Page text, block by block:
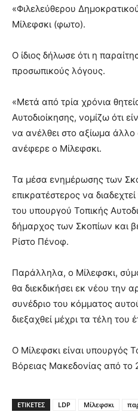
«Φιλελεύθερου
Μίλεφσκι (φωτο).
Ο ίδιος δήλωσε ότι η
προσωπικούς λόγους.
«Μετά από τρία χρόνια
Αυτοδιοίκησης, νομίζω ότι
να ανέλθει στο αξίωμα άλλο
ανέφερε ο Μίλεφσκι.
Τα μέσα ενημέρωσης των
επικρατέστερος να
του υπουργού Τοπικής
δήμαρχος των Σκοπίων και
Ρίστο Πένοφ.
Παράλληλα, ο Μίλεφσκι,
θα διεκδικήσει εκ νέου την
συνέδριο του κόμματος
διεξαχθεί μέχρι τα τέλη του
Ο Μίλεφσκι είναι υπουργός
Βόρειας Μακεδονίας από το
ΕΤΙΚΕΤΕΣ LDP Μίλεφσκι